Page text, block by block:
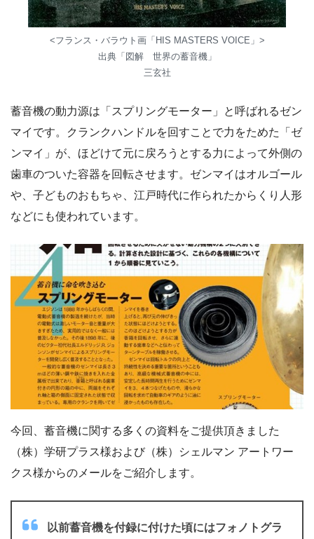
<フランス・バラウト画「HIS MASTERS VOICE」>
出典「図解 世界の蓄音機」
三玄社
蓄音機の動力源は「スプリングモーター」と呼ばれるゼン
マイです。クランクハンドルを回すことで力をためた「ゼ
ンマイ」が、ほどけて元に戻ろうとする力によって外側の
歯車のついた容器を回転させます。ゼンマイはオルゴール
や、子どものおもちゃ、江戸時代に作られたからくり人形
などにも使われています。
今回、蓄音機に関する多くの資料をご提供頂きました
（株）学研プラス様および（株）シェルマン アートワー
クス様からのメールをご紹介します。
以前蓄音機を付録に付けた頃にはフォノトグラ